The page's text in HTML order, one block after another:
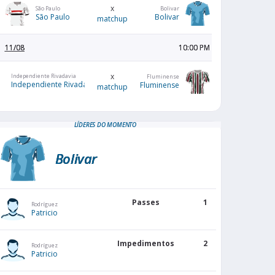
São Paulo
São Paulo
x
matchup
Bolivar
Bolivar
11/08 10:00 PM
Independiente Rivadavia
Independiente Rivadavia
x
matchup
Fluminense
Fluminense
LÍDERES DO MOMENTO
Bolivar
Rodríguez
Patricio
Passes 1
Rodríguez
Patricio
Impedimentos 2